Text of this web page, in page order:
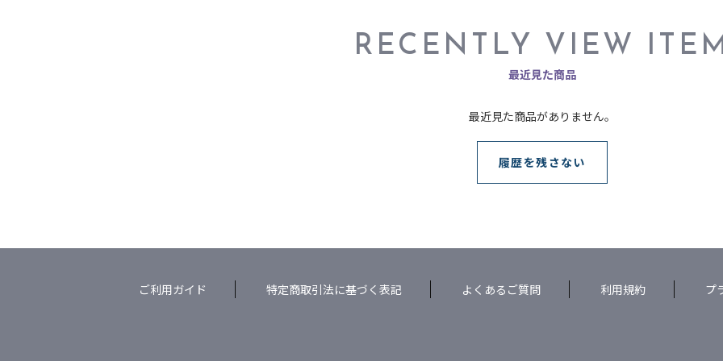
RECENTLY VIEW
最近見た商品
最近見た商品がありません。
履歴を残さない
ご利用ガイド 特定商取引法に基づく表記 よくあるご質問 利用規約 プ